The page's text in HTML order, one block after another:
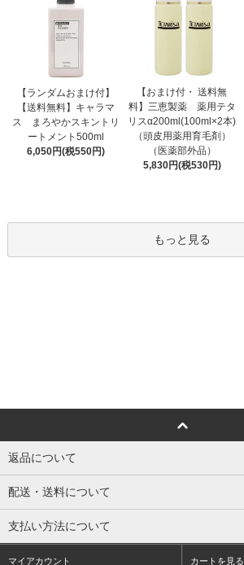
【ランダムおまけ付】
【送料無料】キャラマ
ス まろやかスキントリ
ートメント500ml
6,050円(税550円)
【おまけ付・ 送料無
料】三恵製薬 薬用テタ
リスα200ml(100ml×2本)
（頭皮用薬用育毛剤）
（医薬部外品）
5,830円(税530円)
もっと見る
返品について
配送・送料について
支払い方法について
マイアカウント カートを見る